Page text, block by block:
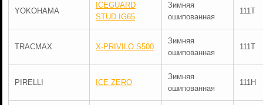
YOKOHAMA
ICEGUARD
STUD IG65
Зимняя
ошипованная
111T
TRACMAX X-PRIVILO S500
Зимняя
ошипованная
111T
PIRELLI ICE ZERO
Зимняя
ошипованная
111H